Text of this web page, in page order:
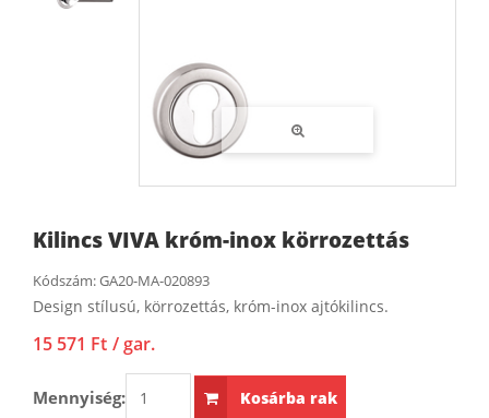
Kilincs VIVA króm-inox körrozettás
Kódszám:GA20-MA-020893
Design stílusú, körrozettás, króm-inox ajtókilincs.
15 571 Ft / gar.
Mennyiség: Kosárba rak